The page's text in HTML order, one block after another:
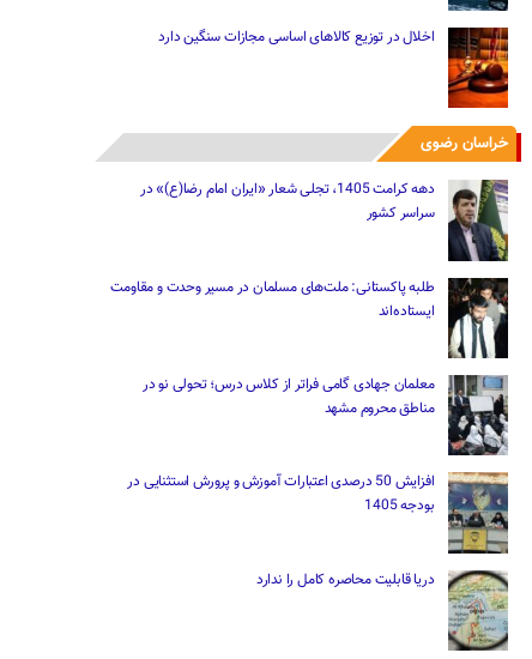
اخلال در توزیع کالاهای اساسی مجازات سنگین دارد
خراسان رضوی
دهه کرامت 1405، تجلی شعار «ایران امام رضا(ع)» در
سراسر کشور
طلبه پاکستانی: ملت‌های مسلمان در مسیر وحدت و مقاومت
ایستاده‌اند
معلمان جهادی گامی فراتر از کلاس درس؛ تحولی نو در
مناطق محروم مشهد
افزایش 50 درصدی اعتبارات آموزش و پرورش استثنایی در
بودجه 1405
دریا قابلیت محاصره کامل را ندارد